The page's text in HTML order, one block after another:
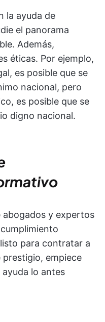
la ayuda de
el panorama
Además,
éticas. Por ejemplo,
es posible que se
nacional, pero
es posible que se
digno nacional.
abogados y expertos
para contratar a
empiece
lo antes